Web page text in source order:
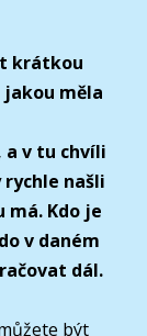
krátkou
měla
a v tu chvíli
našli
má. Kdo je
v daném
dál.
být